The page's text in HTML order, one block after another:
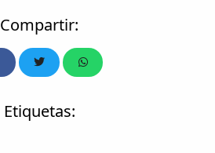
Compartir:
Etiquetas: